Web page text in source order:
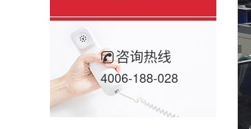
咨询热线
4006-188-028